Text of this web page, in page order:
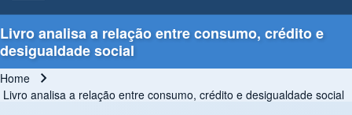
Livro analisa a relação entre consumo, crédito e
desigualdade social
Breadcrumb
Home
Livro analisa a relação entre consumo, crédito e desigualdade social